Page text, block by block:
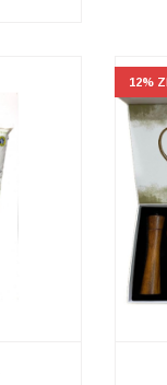
12%